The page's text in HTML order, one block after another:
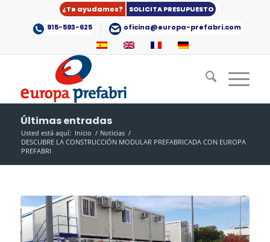
¿Te ayudamos?
SOLICITA PRESUPUESTO
915-593-625
oficina@europa-prefabri.com
Últimas entradas
Usted está aquí: Inicio / Noticias /
DESCUBRE LA CONSTRUCCIÓN MODULAR PREFABRICADA CON EUROPA
PREFABRI